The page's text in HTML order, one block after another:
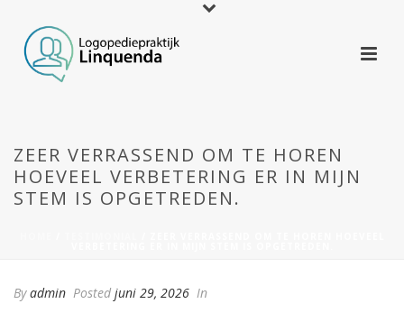
ZEER VERRASSEND OM TE HOREN
HOEVEEL VERBETERING ER IN MIJN
STEM IS OPGETREDEN.
Byadmin Posted juni 29, 2026 In